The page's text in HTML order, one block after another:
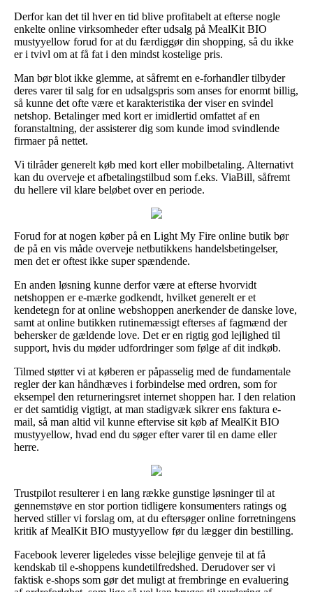
Derfor kan det til hver en tid blive profitabelt at efterse nogle
enkelte online virksomheder efter udsalg på MealKit BIO
mustyyellow forud for at du færdiggør din shopping, så du ikke
er i tvivl om at få fat i den mindst kostelige pris.
Man bør blot ikke glemme, at såfremt en e-forhandler tilbyder
deres varer til salg for en udsalgspris som anses for enormt billig,
så kunne det ofte være et karakteristika der viser en svindel
netshop. Betalinger med kort er imidlertid omfattet af en
foranstaltning, der assisterer dig som kunde imod svindlende
firmaer på nettet.
Vi tilråder generelt køb med kort eller mobilbetaling. Alternativt
kan du overveje et afbetalingstilbud som f.eks. ViaBill, såfremt
du hellere vil klare beløbet over en periode.
Forud for at nogen køber på en Light My Fire online butik bør
de på en vis måde overveje netbutikkens handelsbetingelser,
men det er oftest ikke super spændende.
En anden løsning kunne derfor være at efterse hvorvidt
netshoppen er e-mærke godkendt, hvilket generelt er et
kendetegn for at online webshoppen anerkender de danske love,
samt at online butikken rutinemæssigt efterses af fagmænd der
behersker de gældende love. Det er en rigtig god lejlighed til
support, hvis du møder udfordringer som følge af dit indkøb.
Tilmed støtter vi at køberen er påpasselig med de fundamentale
regler der kan håndhæves i forbindelse med ordren, som for
eksempel den returneringsret internet shoppen har. I den relation
er det samtidig vigtigt, at man stadigvæk sikrer ens faktura e-
mail, så man altid vil kunne eftervise sit køb af MealKit BIO
mustyyellow, hvad end du søger efter varer til en dame eller
herre.
Trustpilot resulterer i en lang række gunstige løsninger til at
gennemstøve en stor portion tidligere konsumenters ratings og
herved stiller vi forslag om, at du eftersøger online forretningens
kritik af MealKit BIO mustyyellow før du lægger din bestilling.
Facebook leverer ligeledes visse belejlige genveje til at få
kendskab til e-shoppens kundetilfredshed. Derudover ser vi
faktisk e-shops som gør det muligt at frembringe en evaluering